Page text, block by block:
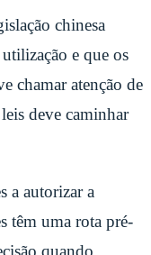
chinesa
e que os
chamar atenção de
deve caminhar
a autorizar a
têm uma rota pré-
quando